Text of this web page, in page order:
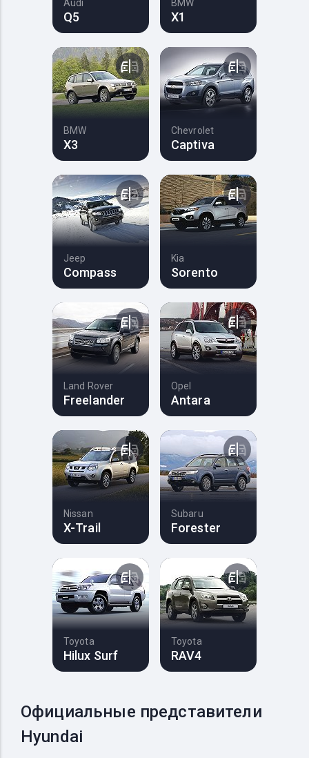
Audi
Q5
BMW
X1
BMW
X3
Chevrolet
Captiva
Jeep
Compass
Kia
Sorento
Land Rover
Freelander
Opel
Antara
Nissan
X-Trail
Subaru
Forester
Toyota
Hilux Surf
Toyota
RAV4
Официальные представители
Hyundai